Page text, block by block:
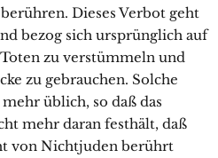
Dieses Verbot geht
bezog sich ursprünglich auf
zu verstümmeln und
zu gebrauchen. Solche
üblich, so daß das
mehr daran festhält, daß
von Nichtjuden berührt